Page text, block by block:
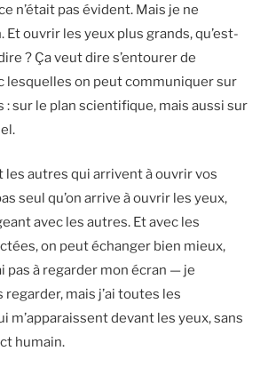
n’était pas évident. Mais je ne
Et ouvrir les yeux plus grands, qu’est-
? Ça veut dire s’entourer de
lesquelles on peut communiquer sur
sur le plan scientifique, mais aussi sur
les autres qui arrivent à ouvrir vos
seul qu’on arrive à ouvrir les yeux,
avec les autres. Et avec les
on peut échanger bien mieux,
pas à regarder mon écran — je
mais j’ai toutes les
m’apparaissent devant les yeux, sans
humain.